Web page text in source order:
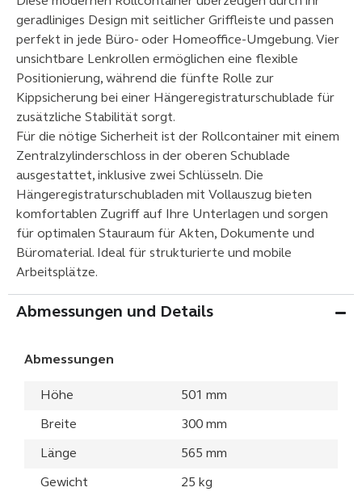
geradliniges Design mit seitlicher Griffleiste und passen
perfekt in jede Büro- oder Homeoffice-Umgebung. Vier
unsichtbare Lenkrollen ermöglichen eine flexible
Positionierung, während die fünfte Rolle zur
Kippsicherung bei einer Hängeregistraturschublade für
zusätzliche Stabilität sorgt.
Für die nötige Sicherheit ist der Rollcontainer mit einem
Zentralzylinderschloss in der oberen Schublade
ausgestattet, inklusive zwei Schlüsseln. Die
Hängeregistraturschubladen mit Vollauszug bieten
komfortablen Zugriff auf Ihre Unterlagen und sorgen
für optimalen Stauraum für Akten, Dokumente und
Büromaterial. Ideal für strukturierte und mobile
Arbeitsplätze.
Abmessungen und Details
Abmessungen
Höhe 501 mm
Breite 300 mm
Länge 565 mm
Gewicht 25 kg